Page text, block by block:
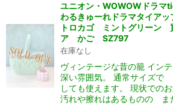
ユニオン・WOWOWドラマ
わるきゅーれドラマタイ
トロカゴ ミントグリーン
ア かご SZ797
在庫なし
ヴィンテージな昔の籠 イン
深い雰囲気。 通常サイズで
しても使えます。 現状での
汚れや擦れはあるものの ま